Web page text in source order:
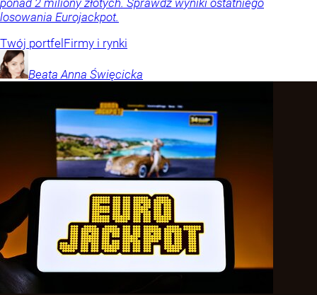
losowania Eurojackpot.
Twój portfelFirmy i rynki
Beata Anna Święcicka